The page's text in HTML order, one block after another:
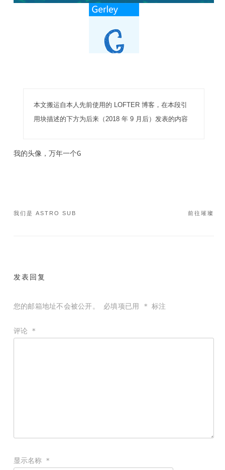
本文搬运自本人先前使用的 LOFTER 博客，在本段引
用块描述的下方为后来（2018 年 9 月后）发表的内容
我的头像，万年一个G
文
前往璀璨
我们是 ASTRO SUB
发表回复
您的邮箱地址不会被公开。 必填项已用 * 标注
评论 *
显示名称 *